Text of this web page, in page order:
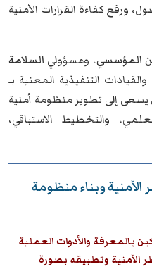
ورفع كفاءة القرارات الأمنية
المؤسسي، ومسؤولي السلامة
والقيادات التنفيذية المعنية بـ
إلى تطوير منظومة أمنية
والتخطيط الاستباقي،
وبناء منظومة
بالمعرفة والأدوات العملية
الأمنية وتطبيقه بصورة